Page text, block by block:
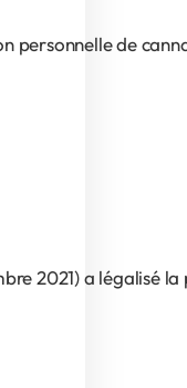
personnelle de
2021) a légalisé